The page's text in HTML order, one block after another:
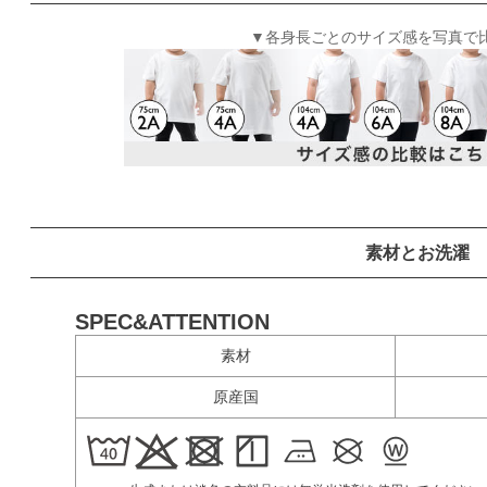
▼各身長ごとのサイズ感を写真で
素材とお洗濯
SPEC&ATTENTION
素材
原産国